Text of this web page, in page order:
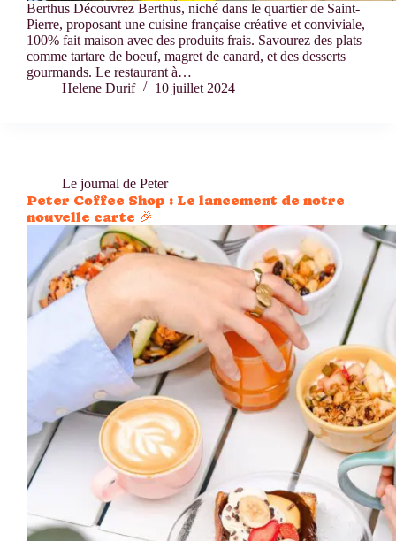
Berthus Découvrez Berthus, niché dans le quartier de Saint-
Pierre, proposant une cuisine française créative et conviviale,
100% fait maison avec des produits frais. Savourez des plats
comme tartare de boeuf, magret de canard, et des desserts
gourmands. Le restaurant à…
Helene Durif
10 juillet 2024
Le journal de Peter
Peter Coffee Shop : Le lancement de notre
nouvelle carte 🎉